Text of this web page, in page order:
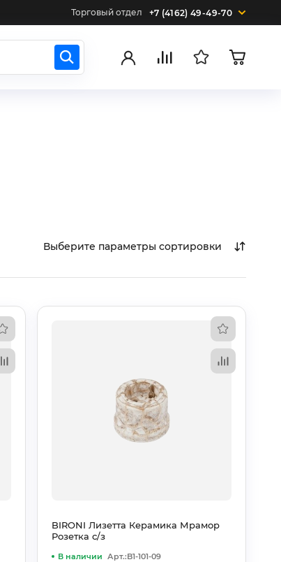
Торговый отдел +7 (4162) 49-49-70
Выберите параметры сортировки
Арт.:B1-101-09
В наличии
BIRONI Лизетта Керамика Мрамор
Розетка с/з